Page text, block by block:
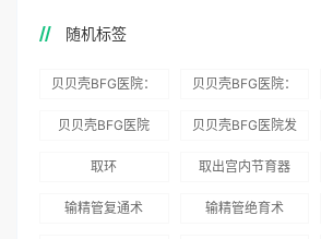
随机标签
贝贝壳BFG医院：
务
贝贝壳BFG医院：
术”和“法律支持”
贝贝壳BFG医院
贝贝壳BFG医院发
国版）》
取环 取出宫内节育器
输精管复通术 输精管绝育术